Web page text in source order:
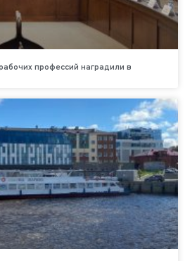
профессий наградили в